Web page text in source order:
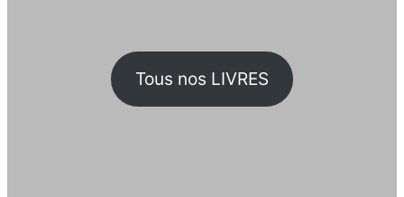
Tous nos LIVRES